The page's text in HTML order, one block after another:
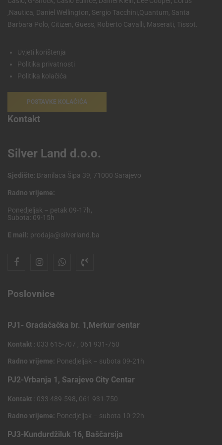
,Nautica, Daniel Wellington, Sergio Tacchini,Quantum, Santa
Barbara Polo, Citizen, Guess, Roberto Cavalli, Maserati, Tissot.
Uvjeti korištenja
Politika privatnosti
Politika kolačića
POSTAVKE KOLAČIĆA
Kontakt
Silver Land d.o.o.
Sjedište: Branilaca Šipa 39, 71000 Sarajevo
Radno vrijeme:
Ponedjeljak – petak 09-17h,
Subota: 09-15h
E mail: prodaja@silverland.ba
Poslovnice
PJ1- Gradačačka br. 1,Merkur centar
Kontakt : 033 615-707 , 061 931-750
Radno vrijeme: Ponedjeljak – subota 09-21h
PJ2-Vrbanja 1, Sarajevo City Centar
Kontakt : 033 489-598, 061 931-750
Radno vrijeme: Ponedjeljak – subota 10-22h
PJ3-Kundurdžiluk 16, Baščarsija